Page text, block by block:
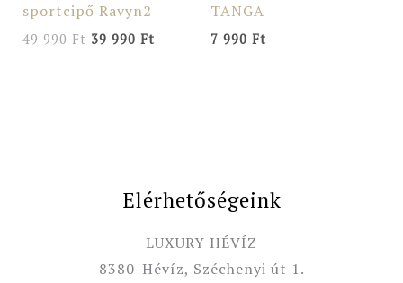
sportcipő Ravyn2
49 990Ft 39 990 Ft
TANGA
7 990 Ft
Elérhetőségeink
LUXURY HÉVÍZ
8380-Hévíz, Széchenyi út 1.